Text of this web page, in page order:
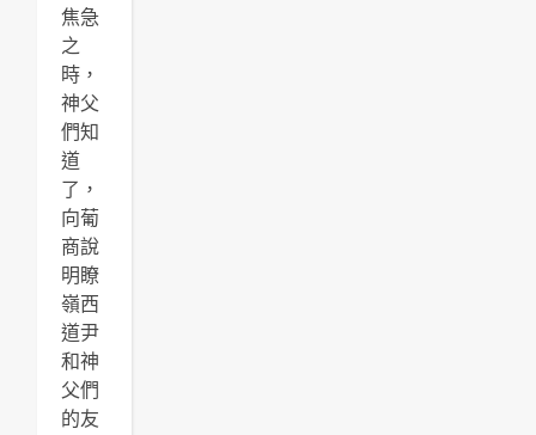
焦急
之
時，
神父
們知
道
了，
向葡
商說
明瞭
嶺西
道尹
和神
父們
的友